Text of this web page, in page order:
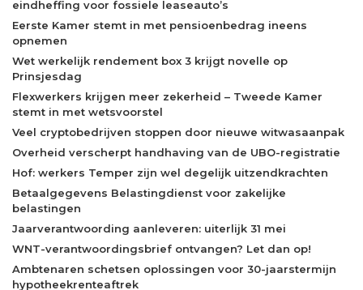
eindheffing voor fossiele leaseauto’s
Eerste Kamer stemt in met pensioenbedrag ineens
opnemen
Wet werkelijk rendement box 3 krijgt novelle op
Prinsjesdag
Flexwerkers krijgen meer zekerheid – Tweede Kamer
stemt in met wetsvoorstel
Veel cryptobedrijven stoppen door nieuwe witwasaanpak
Overheid verscherpt handhaving van de UBO-registratie
Hof: werkers Temper zijn wel degelijk uitzendkrachten
Betaalgegevens Belastingdienst voor zakelijke
belastingen
Jaarverantwoording aanleveren: uiterlijk 31 mei
WNT-verantwoordingsbrief ontvangen? Let dan op!
Ambtenaren schetsen oplossingen voor 30-jaarstermijn
hypotheekrenteaftrek